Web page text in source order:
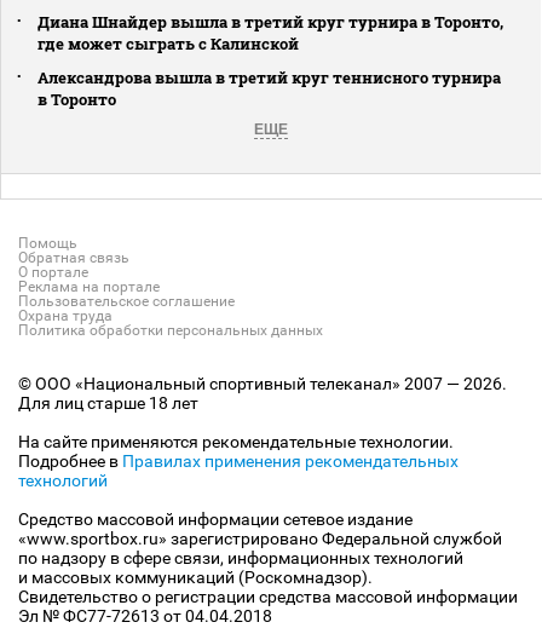
Диана Шнайдер вышла в третий круг турнира в Торонто,
где может сыграть с Калинской
Александрова вышла в третий круг теннисного турнира
в Торонто
ЕЩЕ
Помощь
Обратная связь
О портале
Реклама на портале
Пользовательское соглашение
Охрана труда
Политика обработки персональных данных
© ООО «Национальный спортивный телеканал» 2007 — 2026.
Для лиц старше 18 лет
На сайте применяются рекомендательные технологии.
Подробнее в Правилах применения рекомендательных
технологий
Средство массовой информации сетевое издание
«www.sportbox.ru» зарегистрировано Федеральной службой
по надзору в сфере связи, информационных технологий
и массовых коммуникаций (Роскомнадзор).
Свидетельство о регистрации средства массовой информации
Эл № ФС77-72613 от 04.04.2018